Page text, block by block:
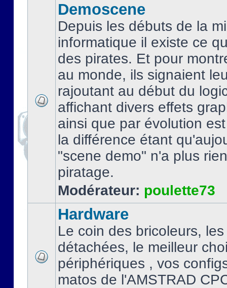
Demoscene
Depuis les débuts de la
informatique il existe ce
des pirates. Et pour
au monde, ils signaient
rajoutant au début du
affichant divers effets
ainsi que par évolution
la différence étant
"scene demo" n'a plus
piratage.
Modérateur: poulette73
Hardware
Le coin des bricoleurs,
détachées, le meilleur
périphériques , vos
matos de l'AMSTRAD